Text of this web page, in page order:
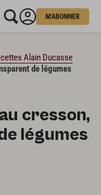
M'ABONNER
Alain Ducasse
de légumes
cresson,
légumes